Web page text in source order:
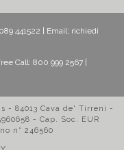
441522 | Email: richiedi
Call: 800 999 2567 |
- 84013 Cava de' Tirreni -
- Cap. Soc. EUR
n° 246560